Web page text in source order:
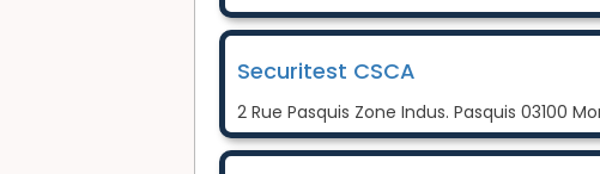
Securitest CSCA
2 Rue Pasquis Zone Indus. Pasquis 03100